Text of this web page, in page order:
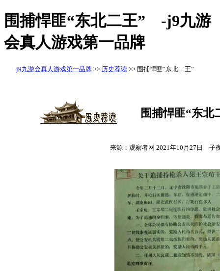
围捕悍匪“东北二王” -j9九游
会真人游戏第一品牌
·j9九游会真人游戏第一品牌>> 历史荐读>> 围捕悍匪“东北二王”
围捕悍匪“东北
来源：观察者网 2021年10月27日 子